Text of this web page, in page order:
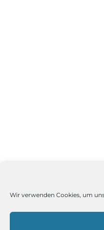
Wir verwenden Cookies, um